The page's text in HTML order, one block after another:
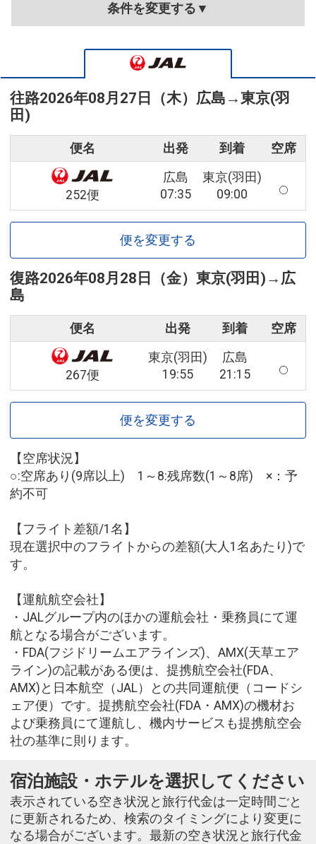
条件を変更する▼
往路2026年08月27日（木） 広島 →東京(羽
田)
便名 出発 到着 空席
252便
広島
07:35
東京(羽田)
09:00
便を変更する
復路2026年08月28日（金） 東京(羽田) → 広
島
便名 出発 到着 空席
267便
東京(羽田)
19:55
広島
21:15
便を変更する
【空席状況】
○:空席あり(9席以上) 1～8:残席数(1～8席) ×：予
約不可
【フライト差額/1名】
現在選択中のフライトからの差額(大人1名あたり)で
す。
【運航航空会社】
・JALグループ内のほかの運航会社・乗務員にて運
航となる場合がございます。
・FDA(フジドリームエアラインズ)、AMX(天草エア
ライン)の記載がある便は、提携航空会社(FDA、
AMX)と日本航空（JAL）との共同運航便（コードシ
ェア便）です。提携航空会社(FDA・AMX)の機材お
よび乗務員にて運航し、機内サービスも提携航空会
社の基準に則ります。
宿泊施設・ホテルを選択してください
表示されている空き状況と旅行代金は一定時間ごと
に更新されるため、検索のタイミングにより変更に
なる場合がございます。最新の空き状況と旅行代金